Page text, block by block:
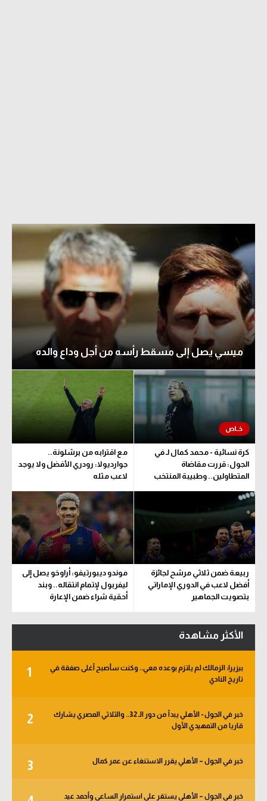
ميسي يصل إلى مسقط رأسه من أجل وداع والده
كرة نسائية - محمد كمال لـ في
الجول: قررت مقاضاة
المتطاولين.. وطبيبة المنتخب
مع اقترابه من برشلونة..
جوارديولا: رودري الأفضل ولا يوجد
لاعب مثله
ربيعة ضمن ثلاثي مرشح لجائزة
أفضل لاعب في الدوري الإماراتي
بتصويت الجماهير
موندو ديبورتيفو: أراوخو يصل إلى
ليفربول لإتمام انتقاله.. وبند
أحقية شراء ضمن الإعارة
الأكثر مشاهدة
1
بيزيرا: الزمالك لم يلتزم بوعده معي.. وكنت سأصبح أغلى صفقة في
تاريخ النادي
2
خبر في الجول - الأهلي يبدأ من دور الـ 32.. والثلاثي المصري يشارك
قاريا من التمهيدي الأول
3 خبر في الجول – الأهلي يقرر الاستنغاء عن عمر كمال
خبر في الجول – الأهلي يستقر على استمرار الساعي وأحمد عيد